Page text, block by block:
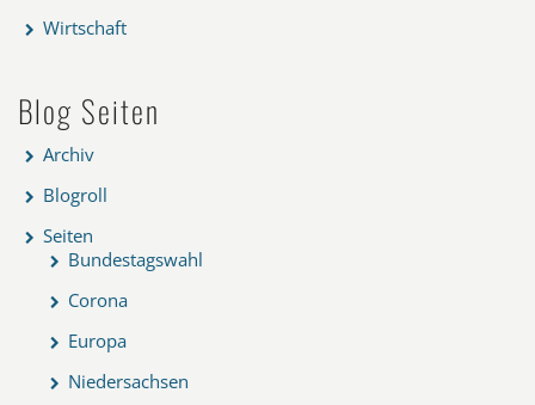
Wirtschaft
Blog Seiten
Archiv
Blogroll
Seiten
Bundestagswahl
Corona
Europa
Niedersachsen